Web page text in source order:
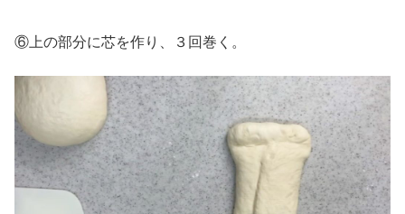
⑥上の部分に芯を作り、３回巻く。